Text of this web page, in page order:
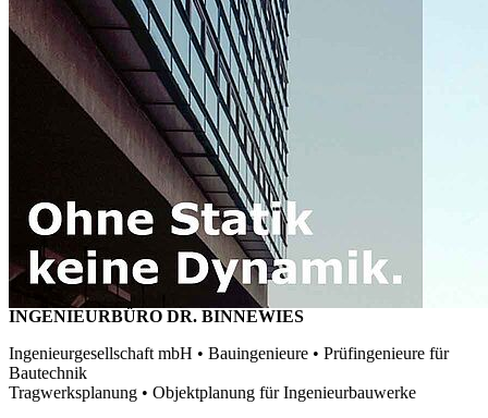
INGENIEURBÜRO DR. BINNEWIES
Ingenieurgesellschaft mbH • Bauingenieure • Prüfingenieure für
Bautechnik
Tragwerksplanung • Objektplanung für Ingenieurbauwerke